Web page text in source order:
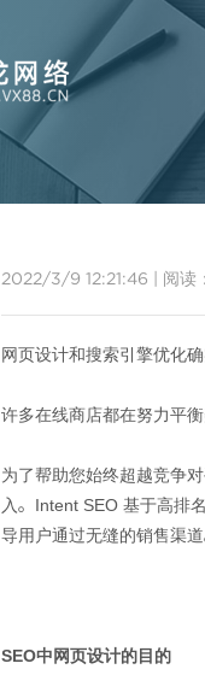
2022/3/9 12:21:46 | 阅读：
网页设计和搜索引擎优化
许多在线商店都在努力平
为了帮助您始终超越竞争
入。Intent SEO 基于高排
导用户通过无缝的销售渠
SEO中网页设计的目的